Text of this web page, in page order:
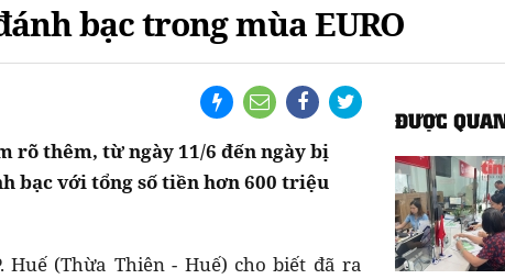
bạc trong mùa EURO
rõ thêm, từ ngày 11/6 đến ngày bị
bạc với tổng số tiền hơn 600 triệu
Huế (Thừa Thiên - Huế) cho biết đã ra
ĐƯỢC